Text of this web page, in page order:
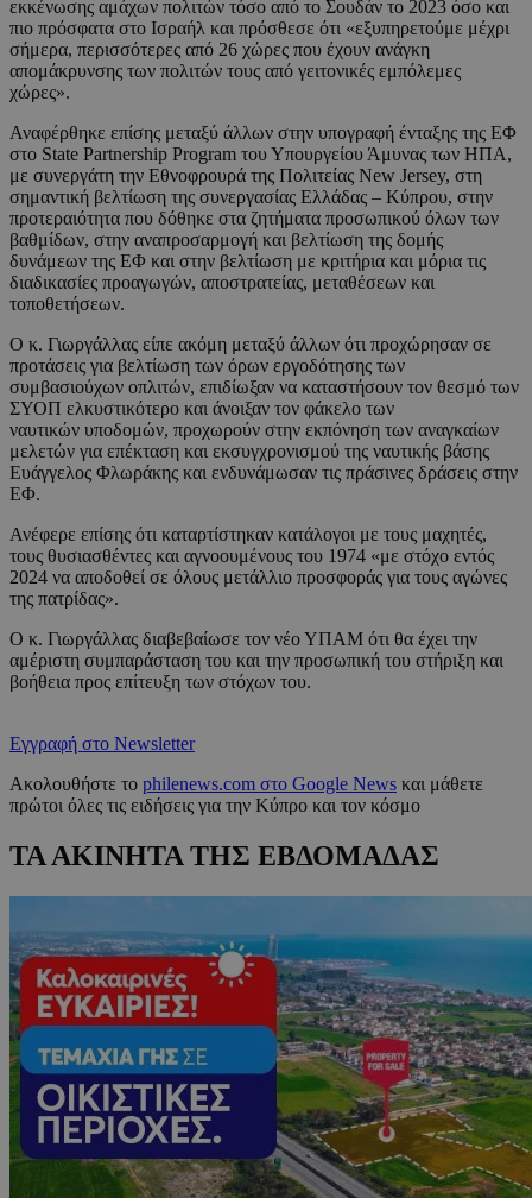
εκκένωσης αμάχων πολιτών τόσο από το Σουδάν το 2023 όσο και
πιο πρόσφατα στο Ισραήλ και πρόσθεσε ότι «εξυπηρετούμε μέχρι
σήμερα, περισσότερες από 26 χώρες που έχουν ανάγκη
απομάκρυνσης των πολιτών τους από γειτονικές εμπόλεμες
χώρες».
Αναφέρθηκε επίσης μεταξύ άλλων στην υπογραφή ένταξης της ΕΦ
στο State Partnership Program του Υπουργείου Άμυνας των ΗΠΑ,
με συνεργάτη την Εθνοφρουρά της Πολιτείας New Jersey, στη
σημαντική βελτίωση της συνεργασίας Ελλάδας – Κύπρου, στην
προτεραιότητα που δόθηκε στα ζητήματα προσωπικού όλων των
βαθμίδων, στην αναπροσαρμογή και βελτίωση της δομής
δυνάμεων της ΕΦ και στην βελτίωση με κριτήρια και μόρια τις
διαδικασίες προαγωγών, αποστρατείας, μεταθέσεων και
τοποθετήσεων.
Ο κ. Γιωργάλλας είπε ακόμη μεταξύ άλλων ότι προχώρησαν σε
προτάσεις για βελτίωση των όρων εργοδότησης των
συμβασιούχων οπλιτών, επιδίωξαν να καταστήσουν τον θεσμό των
ΣΥΟΠ ελκυστικότερο και άνοιξαν τον φάκελο των
ναυτικών υποδομών, προχωρούν στην εκπόνηση των αναγκαίων
μελετών για επέκταση και εκσυγχρονισμού της ναυτικής βάσης
Ευάγγελος Φλωράκης και ενδυνάμωσαν τις πράσινες δράσεις στην
ΕΦ.
Ανέφερε επίσης ότι καταρτίστηκαν κατάλογοι με τους μαχητές,
τους θυσιασθέντες και αγνοουμένους του 1974 «με στόχο εντός
2024 να αποδοθεί σε όλους μετάλλιο προσφοράς για τους αγώνες
της πατρίδας».
Ο κ. Γιωργάλλας διαβεβαίωσε τον νέο ΥΠΑΜ ότι θα έχει την
αμέριστη συμπαράσταση του και την προσωπική του στήριξη και
βοήθεια προς επίτευξη των στόχων του.
Εγγραφή στο Newsletter
Ακολουθήστε το philenews.com στο Google News και μάθετε
πρώτοι όλες τις ειδήσεις για την Κύπρο και τον κόσμο
ΤΑ ΑΚΙΝΗΤΑ ΤΗΣ ΕΒΔΟΜΑΔΑΣ